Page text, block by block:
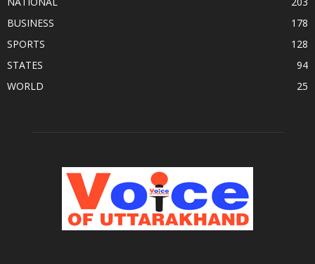
BUSINESS
178
SPORTS
128
STATES
94
WORLD
25